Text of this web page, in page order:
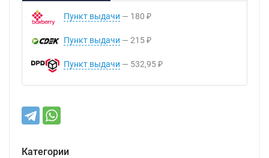
Пункт выдачи 180 ₽
Пункт выдачи 215 ₽
Пункт выдачи 532,95 ₽
Категории